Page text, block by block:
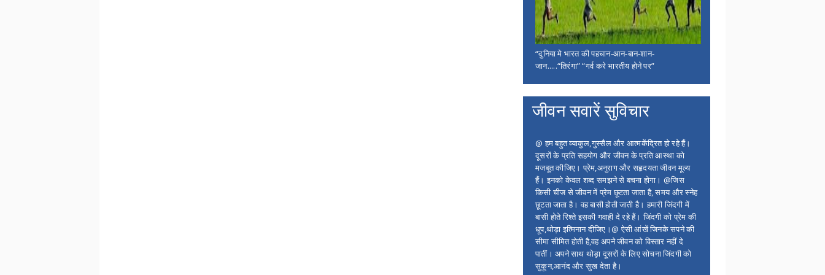
“दुनिया मे भारत की पहचान-आन-बान-शान-
जान.....“तिरंगा” “गर्व करे भारतीय होने पर”
जीवन सवारें सुविचार
@ हम बहुत व्याकुल,गुस्सैल और आत्मकेंद्रित हो रहे हैं।
दूसरों के प्रति सहयोग और जीवन के प्रति आस्था को
मजबूत कीजिए। प्रेम,अनुराग और सहृदयता जीवन मूल्य
हैं। इनको केवल शब्द समझने से बचना होगा। @जिस
किसी चीज से जीवन में प्रेम छूटता जाता है, समय और स्नेह
छूटता जाता है। वह बासी होती जाती है। हमारी जिंदगी में
बासी होते रिश्ते इसकी गवाही दे रहे हैं। जिंदगी को प्रेम की
धूप,थोड़ा इत्मिनान दीजिए।@ ऐसी आंखें जिनके सपने की
सीमा सीमित होती है,वह अपने जीवन को विस्तार नहीं दे
पातीं। अपने साथ थोड़ा दूसरों के लिए सोचना जिंदगी को
सुकून,आनंद और सुख देता है।